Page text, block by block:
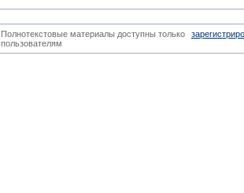
Полнотекстовые материалы доступны только
пользователям